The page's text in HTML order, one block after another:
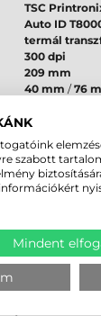
TSC
Auto ID
termál
300 dpi
209 mm
40 mm /76
24 hónap
ahol a leállás
hosszú évekig
A300 dpi
ipar
ez a
szabott
Mindent